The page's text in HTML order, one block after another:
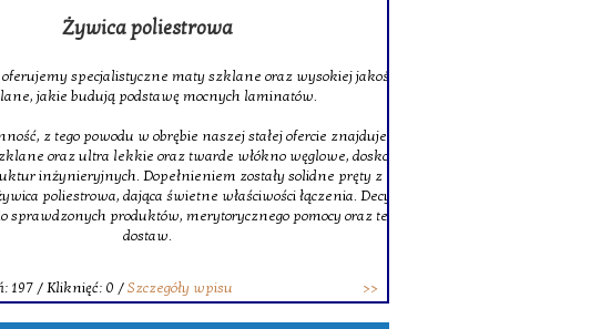
poliestrowa
maty szklane oraz wysokiej jakości tkaniny
podstawę mocnych laminatów.
w obrębie naszej stałej ofercie znajduje się także
oraz twarde włókno węglowe, doskonałe do
Dopełnieniem zostały solidne pręty z włókna
dająca świetne właściwości łączenia. Decydując się na
merytorycznego pomocy oraz terminowych
0 /Szczegóły wpisu